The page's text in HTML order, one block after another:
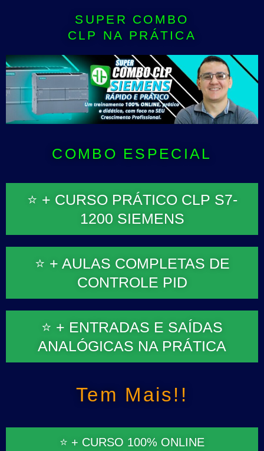
SUPER COMBO
CLP NA PRÁTICA
COMBO ESPECIAL
⭐ + CURSO PRÁTICO CLP S7-
1200 SIEMENS
⭐ + AULAS COMPLETAS DE
CONTROLE PID
⭐ + ENTRADAS E SAÍDAS
ANALÓGICAS NA PRÁTICA
Tem Mais!!
⭐ + CURSO 100% ONLINE